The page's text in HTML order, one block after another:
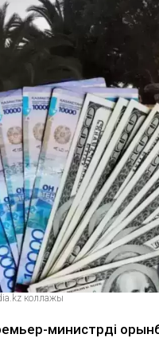
коллажы
министрдің